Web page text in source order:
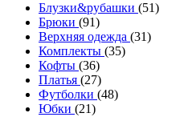
Блузки&рубашки (51)
Брюки (91)
Верхняя одежда (31)
Комплекты (35)
Кофты (36)
Платья (27)
Футболки (48)
Юбки (21)